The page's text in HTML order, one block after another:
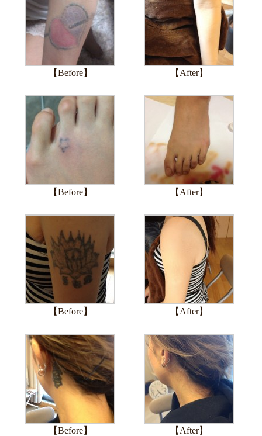
【Before】 【After】
【Before】 【After】
【Before】 【After】
【Before】 【After】